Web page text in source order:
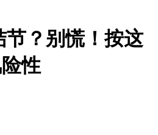
节？别慌！按这
性